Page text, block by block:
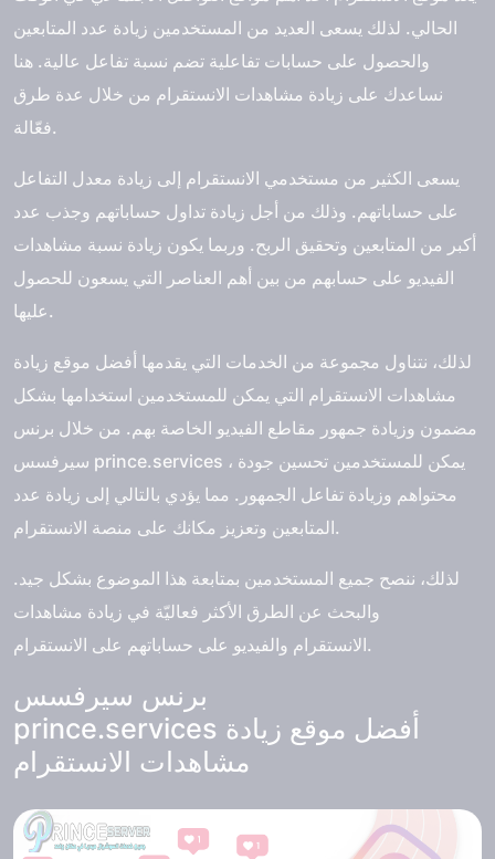
الحالي. لذلك يسعى العديد من المستخدمين زيادة عدد المتابعين
والحصول على حسابات تفاعلية تضم نسبة تفاعل عالية. هنا
نساعدك على زيادة مشاهدات الانستقرام من خلال عدة طرق
فعّالة.
يسعى الكثير من مستخدمي الانستقرام إلى زيادة معدل التفاعل
على حساباتهم. وذلك من أجل زيادة تداول حساباتهم وجذب عدد
أكبر من المتابعين وتحقيق الربح. وربما يكون زيادة نسبة مشاهدات
الفيديو على حسابهم من بين أهم العناصر التي يسعون للحصول
عليها.
لذلك، نتناول مجموعة من الخدمات التي يقدمها أفضل موقع زيادة
مشاهدات الانستقرام التي يمكن للمستخدمين استخدامها بشكل
مضمون وزيادة جمهور مقاطع الفيديو الخاصة بهم. من خلال برنس
سيرفسس prince.services ، يمكن للمستخدمين تحسين جودة
محتواهم وزيادة تفاعل الجمهور. مما يؤدي بالتالي إلى زيادة عدد
المتابعين وتعزيز مكانك على منصة الانستقرام.
لذلك، ننصح جميع المستخدمين بمتابعة هذا الموضوع بشكل جيد.
والبحث عن الطرق الأكثر فعاليّة في زيادة مشاهدات
الانستقراموالفيديو على حساباتهم على الانستقرام.
برنس سيرفسس
prince.services أفضل موقع زيادة
مشاهدات الانستقرام